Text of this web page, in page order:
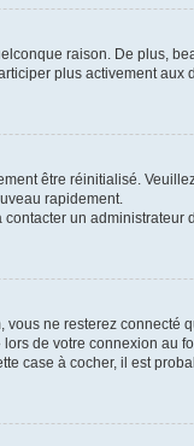
raison. De plus,
plus activement aux
être réinitialisé.
rapidement.
un administrateur
ne resterez
de votre connexion au
case à cocher, il est